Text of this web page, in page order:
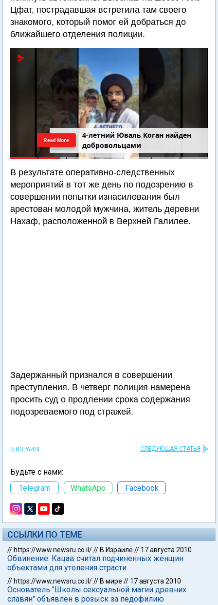
Цфат, пострадавшая встретила там своего
знакомого, который помог ей добраться до
ближайшего отделения полиции.
4-летний Юваль Коган найден
добровольцами
Read More
В результате оперативно-следственных
мероприятий в тот же день по подозрению в
совершении попытки изнасилования был
арестован молодой мужчина, житель деревни
Нахаф, расположенной в Верхней Галилее.
Задержанный признался в совершении
преступления. В четверг полиция намерена
просить суд о продлении срока содержания
подозреваемого под стражей.
В ИЗРАИЛЕ СЛЕДУЮЩАЯ СТАТЬЯ
Будьте с нами:
Telegram
WhatsApp Facebook
ССЫЛКИ ПО ТЕМЕ
// https://www.newsru.co.il/// В Израиле // 17 августа 2010
Обвинение: Кацав считал подчиненных женщин
объектами для утоления страсти
// https://www.newsru.co.il/// В мире // 17 августа 2010
Основатель "Школы сексуальной магии древних
славян" объявлен в розыск за педофилию